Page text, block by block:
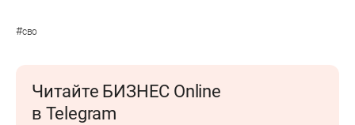
#сво
Читайте БИЗНЕС Online
в Telegram